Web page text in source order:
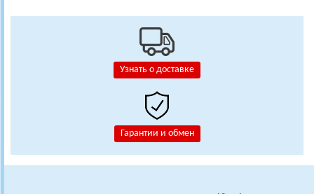
Узнать о доставке
Гарантии и обмен